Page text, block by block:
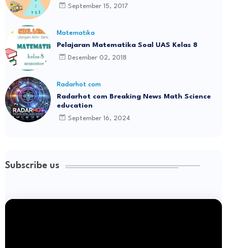
September 15, 2017
Matematika
Pelajaran Matematika Soal UAS Kelas 8
Desember 02, 2018
Radarhot com
Radarhot com Breaking News Math Science
education
September 16, 2024
Subscribe us